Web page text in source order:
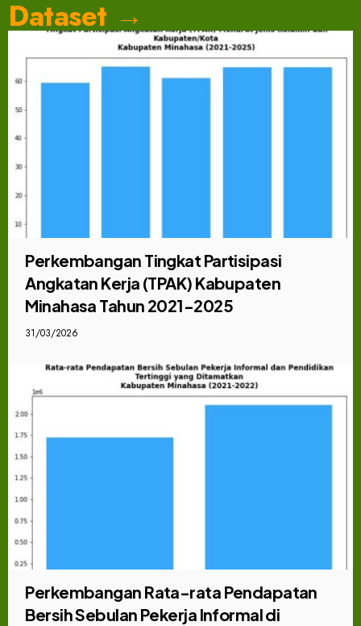
Dataset →
Perkembangan Tingkat Partisipasi
Angkatan Kerja (TPAK) Kabupaten
Minahasa Tahun 2021-2025
31/03/2026
Perkembangan Rata-rata Pendapatan
Bersih Sebulan Pekerja Informal di